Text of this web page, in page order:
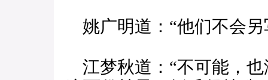
姚广明道：“他们不会另
江梦秋道：“不可能，